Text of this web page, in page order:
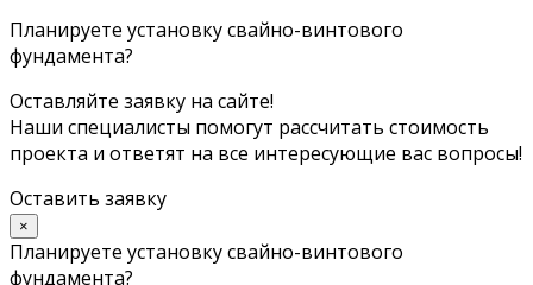
Планируете установку свайно-винтового
фундамента?
Оставляйте заявку на сайте!
Наши специалисты помогут рассчитать стоимость
проекта и ответят на все интересующие вас вопросы!
Оставить заявку
×
Планируете установку свайно-винтового
фундамента?